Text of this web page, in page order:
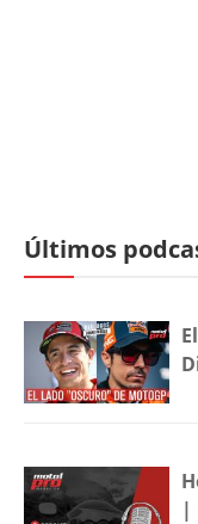
Últimos
|